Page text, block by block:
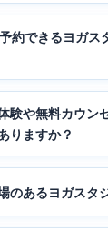
約できるヨガス
験や無料カウン
りますか？
のあるヨガスタ